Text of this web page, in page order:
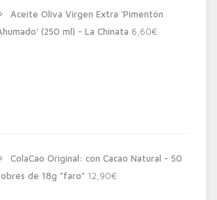
Aceite Oliva Virgen Extra 'Pimentón
(250 ml) - La Chinata 6,60€
ColaCao Original: con Cacao Natural - 50
de 18g "faro" 12,90€